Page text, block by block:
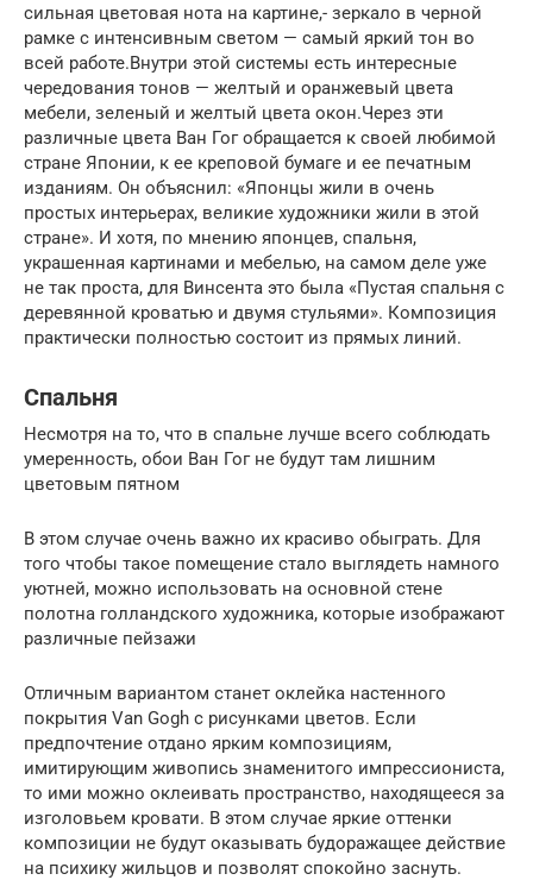
сильная цветовая нота на картине,- зеркало в черной
рамке с интенсивным светом — самый яркий тон во
всей работе.Внутри этой системы есть интересные
чередования тонов — желтый и оранжевый цвета
мебели, зеленый и желтый цвета окон.Через эти
различные цвета Ван Гог обращается к своей любимой
стране Японии, к ее креповой бумаге и ее печатным
изданиям. Он объяснил: «Японцы жили в очень
простых интерьерах, великие художники жили в этой
стране». И хотя, по мнению японцев, спальня,
украшенная картинами и мебелью, на самом деле уже
не так проста, для Винсента это была «Пустая спальня с
деревянной кроватью и двумя стульями». Композиция
практически полностью состоит из прямых линий.
Спальня
Несмотря на то, что в спальне лучше всего соблюдать
умеренность, обои Ван Гог не будут там лишним
цветовым пятном
В этом случае очень важно их красиво обыграть. Для
того чтобы такое помещение стало выглядеть намного
уютней, можно использовать на основной стене
полотна голландского художника, которые изображают
различные пейзажи
Отличным вариантом станет оклейка настенного
покрытия Van Gogh с рисунками цветов. Если
предпочтение отдано ярким композициям,
имитирующим живопись знаменитого импрессиониста,
то ими можно оклеивать пространство, находящееся за
изголовьем кровати. В этом случае яркие оттенки
композиции не будут оказывать будоражащее действие
на психику жильцов и позволят спокойно заснуть.